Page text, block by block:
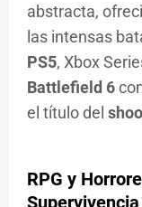
abstracta,
las intensas
PS5, Xbox
Battlefield 6
el título del
RPG y
Supervivencia